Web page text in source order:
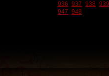
936 937 938 939
947 948